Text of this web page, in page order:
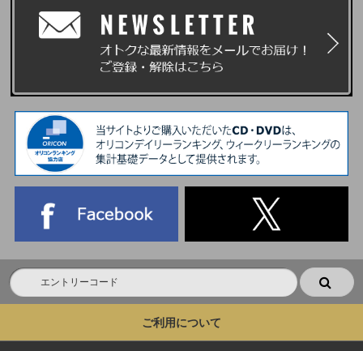
ご利用について